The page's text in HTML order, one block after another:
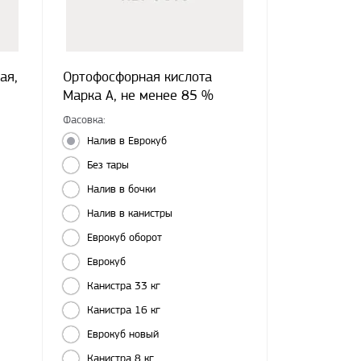
Ортофосфорная кислота
Марка А, не менее 85 %
Фасовка:
Налив в Еврокуб
Без тары
Налив в бочки
Налив в канистры
Еврокуб оборот
Еврокуб
Канистра 33 кг
Канистра 16 кг
Еврокуб новый
Канистра 8 кг